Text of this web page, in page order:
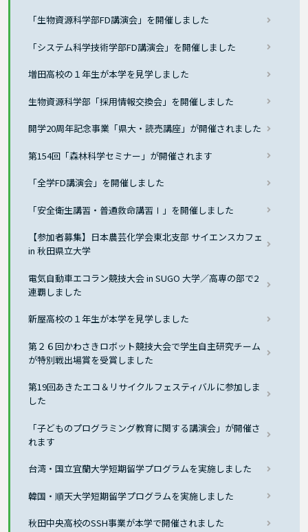
「生物資源科学部FD講演会」を開催しました
「システム科学技術学部FD講演会」を開催しました
増田高校の１年生が本学を見学しました
生物資源科学部「採用情報交換会」を開催しました
開学20周年記念事業「県大・読売講座」が開催されました
第154回「森林科学セミナー」が開催されます
「全学FD講演会」を開催しました
「安全衛生講習・普通救命講習Ⅰ」を開催しました
【参加者募集】日本農芸化学会東北支部 サイエンスカフェ
in 秋田県立大学
電気自動車エコラン競技大会 in SUGO 大学／高専の部で2
連覇しました
新屋高校の１年生が本学を見学しました
第２６回かわさきロボット競技大会で学生自主研究チーム
が特別戦出場賞を受賞しました
第19回あきたエコ＆リサイクルフェスティバルに参加しま
した
「子どものプログラミング教育に関する講演会」が開催さ
れます
台湾・国立宜蘭大学短期留学プログラムを実施しました
韓国・順天大学短期留学プログラムを実施しました
秋田中央高校のSSH事業が本学で開催されました